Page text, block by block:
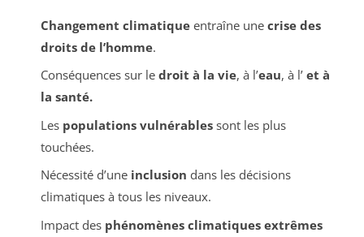
Changement climatiqueentraîne une crise des
droits de l’homme.
Conséquences sur le droit à la vie, à l’eau, à l’et à
la santé.
Les populations vulnérablessont les plus
touchées.
Nécessité d’une inclusion dans les décisions
climatiques à tous les niveaux.
Impact des phénomènes climatiques extrêmes